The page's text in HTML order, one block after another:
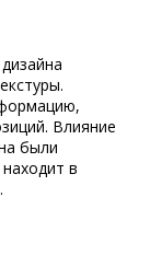
Влияние
были
в